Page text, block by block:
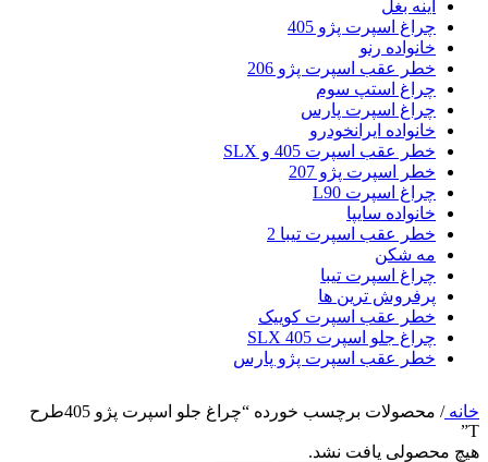
آینه بغل
چراغ اسپرت پژو 405
خانواده رنو
خطر عقب اسپرت پژو 206
چراغ استپ سوم
چراغ اسپرت پارس
خانواده ایرانخودرو
خطر عقب اسپرت 405 و SLX
خطر اسپرت پژو 207
چراغ اسپرت L90
خانواده سایپا
خطر عقب اسپرت تیبا 2
مه شکن
چراغ اسپرت تیبا
پرفروش ترین ها
خطر عقب اسپرت کوییک
چراغ جلو اسپرت 405 SLX
خطر عقب اسپرت پژو پارس
خانه/
محصولات برچسب خورده “چراغ جلو اسپرت پژو 405طرح
T”
هیچ محصولی یافت نشد.